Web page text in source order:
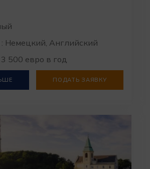
: Немецкий, Английский
500 евро в год
ПОДАТЬ ЗАЯВКУ